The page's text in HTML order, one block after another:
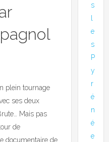
plein tournage
ses deux
Mais pas
de
documentaire de
s
e
s
P
y
r
é
n
é
e